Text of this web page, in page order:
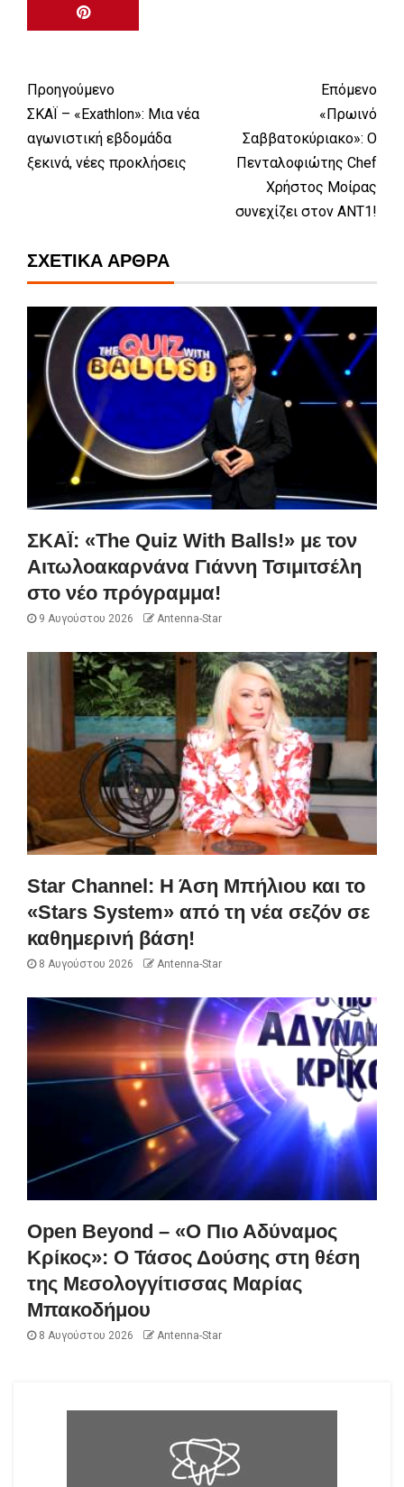
Προηγούμενο
ΣΚΑΪ – «Exathlon»: Μια νέα
αγωνιστική εβδομάδα
ξεκινά, νέες προκλήσεις
Επόμενο
«Πρωινό
Σαββατοκύριακο»: Ο
Πενταλοφιώτης Chef
Χρήστος Μοίρας
συνεχίζει στον ΑΝΤ1!
ΣΧΕΤΙΚΆ ΆΡΘΡΑ
ΣΚΑΪ: «The Quiz With Balls!» με τον
Αιτωλοακαρνάνα Γιάννη Τσιμιτσέλη
στο νέο πρόγραμμα!
9 Αυγούστου 2026 Antenna-Star
Star Channel: Η Άση Μπήλιου και το
«Stars System» από τη νέα σεζόν σε
καθημερινή βάση!
8 Αυγούστου 2026 Antenna-Star
Open Beyond – «Ο Πιο Αδύναμος
Κρίκος»: Ο Τάσος Δούσης στη θέση
της Μεσολογγίτισσας Μαρίας
Μπακοδήμου
8 Αυγούστου 2026 Antenna-Star